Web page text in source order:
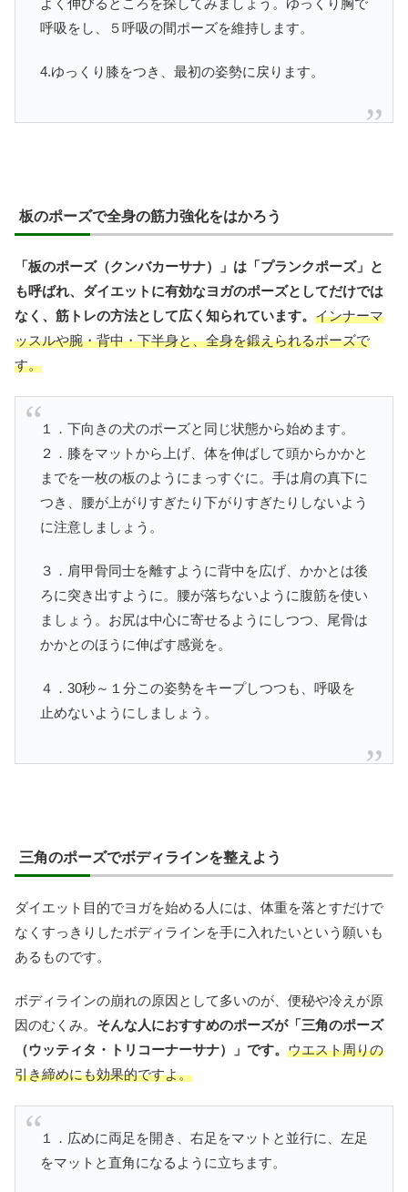
よく伸びるところを探してみましょう。ゆっくり胸で
呼吸をし、５呼吸の間ポーズを維持します。
4.ゆっくり膝をつき、最初の姿勢に戻ります。
板のポーズで全身の筋力強化をはかろう
「板のポーズ（クンバカーサナ）」は「プランクポーズ」と
も呼ばれ、ダイエットに有効なヨガのポーズとしてだけでは
なく、筋トレの方法として広く知られています。 インナーマ
ッスルや腕・背中・下半身と、全身を鍛えられるポーズで
す。
１．下向きの犬のポーズと同じ状態から始めます。
２．膝をマットから上げ、体を伸ばして頭からかかと
までを一枚の板のようにまっすぐに。手は肩の真下に
つき、腰が上がりすぎたり下がりすぎたりしないよう
に注意しましょう。
３．肩甲骨同士を離すように背中を広げ、かかとは後
ろに突き出すように。腰が落ちないように腹筋を使い
ましょう。お尻は中心に寄せるようにしつつ、尾骨は
かかとのほうに伸ばす感覚を。
４．30秒～１分この姿勢をキープしつつも、呼吸を
止めないようにしましょう。
三角のポーズでボディラインを整えよう
ダイエット目的でヨガを始める人には、体重を落とすだけで
なくすっきりしたボディラインを手に入れたいという願いも
あるものです。
ボディラインの崩れの原因として多いのが、便秘や冷えが原
因のむくみ。 そんな人におすすめのポーズが「三角のポーズ
（ウッティタ・トリコーナーサナ）」です。 ウエスト周りの
引き締めにも効果的ですよ。
１．広めに両足を開き、右足をマットと並行に、左足
をマットと直角になるように立ちます。